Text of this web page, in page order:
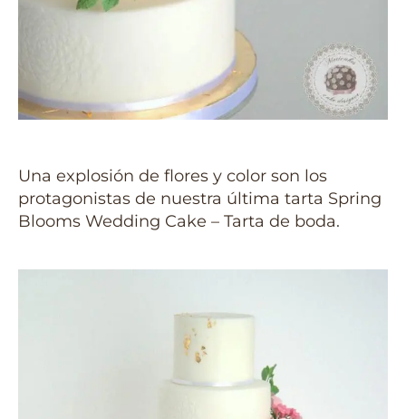
Una explosión de flores y color son los
protagonistas de nuestra última tarta Spring
Blooms Wedding Cake – Tarta de boda.